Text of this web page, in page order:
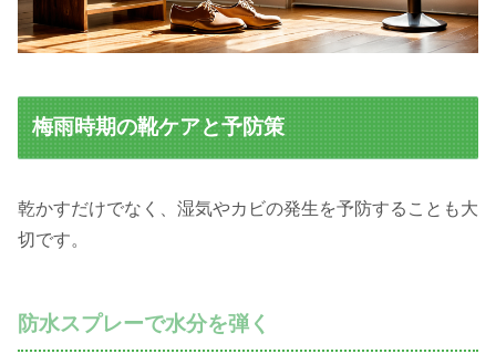
梅雨時期の靴ケアと予防策
乾かすだけでなく、湿気やカビの発生を予防することも大
切です。
防水スプレーで水分を弾く